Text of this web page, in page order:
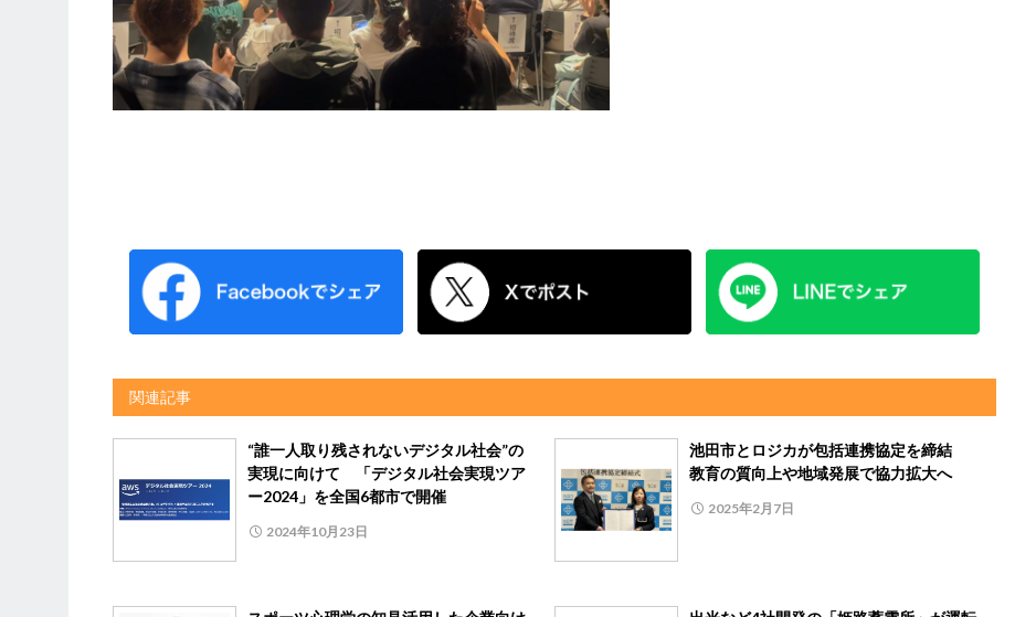
関連記事
“誰一人取り残されないデジタル社会”の
実現に向けて 「デジタル社会実現ツア
ー2024」を全国6都市で開催
2024年10月23日
池田市とロジカが包括連携協定を締結
教育の質向上や地域発展で協力拡大へ
2025年2月7日